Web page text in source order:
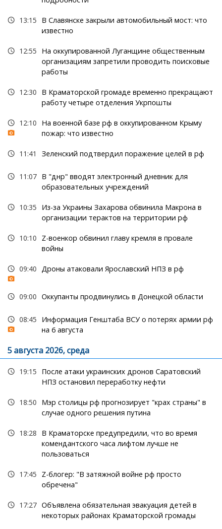
13:15
В Славянске закрыли автомобильный мост: что
известно
12:55
На оккупированной Луганщине общественным
организациям запретили проводить поисковые
работы
12:30
В Краматорской громаде временно прекращают
работу четыре отделения Укрпошты
12:10
На военной базе рф в оккупированном Крыму
пожар: что известно
11:41 Зеленский подтвердил поражение целей в рф
11:07 В "днр" вводят электронный дневник для
образовательных учреждений
10:35
Из-за Украины Захарова обвинила Макрона в
организации терактов на территории рф
10:10
Z-военкор обвинил главу кремля в провале
войны
09:40 Дроны атаковали Ярославский НПЗ в рф
09:00 Оккупанты продвинулись в Донецкой области
08:45
Информация Генштаба ВСУ о потерях армии рф
на 6 августа
5 августа 2026, среда
19:15
После атаки украинских дронов Саратовский
НПЗ остановил переработку нефти
18:50
Мэр столицы рф прогнозирует "крах страны" в
случае одного решения путина
18:28
В Краматорске предупредили, что во время
комендантского часа лифтом лучше не
пользоваться
17:45
Z-блогер: "В затяжной войне рф просто
обречена"
17:27 Объявлена обязательная эвакуация детей в
некоторых районах Краматорской громады